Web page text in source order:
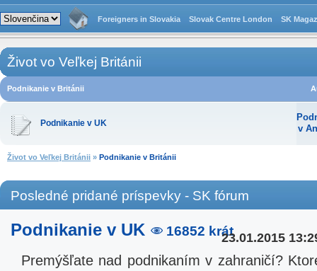
Foreigners in Slovakia Slovak Centre London SK
Život vo Veľkej Británii
Podnikanie v Británii
Podnikanie v UK
v
Život vo Veľkej Británii » Podnikanie v Británii
Posledné pridané príspevky - SK fórum
Podnikanie v UK 16852 krát23.01.2015
Premýšľate nad podnikaním v zahraničí?